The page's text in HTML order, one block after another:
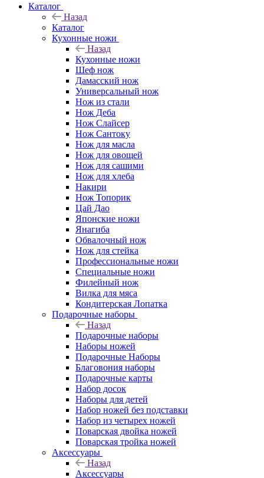
Каталог
Назад
Каталог
Кухонные ножи
Назад
Кухонные ножи
Шеф нож
Дамасский нож
Универсальный нож
Нож из стали
Нож Деба
Нож Слайсер
Нож Сантоку
Нож для масла
Нож для овощей
Нож для сашими
Нож для хлеба
Накири
Нож Топорик
Цай Дао
Японские ножи
Янагиба
Обвалочный нож
Нож для стейка
Профессиональные ножи
Специальные ножи
Филейный нож
Вилка для мяса
Кондитерская Лопатка
Подарочные наборы
Назад
Подарочные наборы
Наборы ножей
Подарочные Наборы
Благовония наборы
Подарочные карты
Набор досок
Наборы для детей
Набор ножей без подставки
Набор из четырех ножей
Поварская двойка ножей
Поварская тройка ножей
Аксессуары
Назад
Аксессуары